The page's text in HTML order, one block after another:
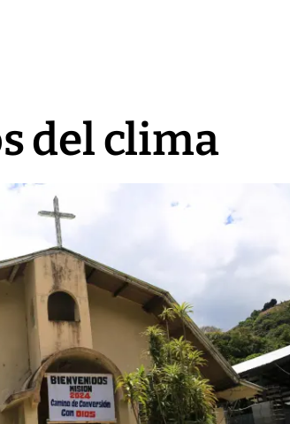
del clima
Video, Japón:
deja heridos y
daños en